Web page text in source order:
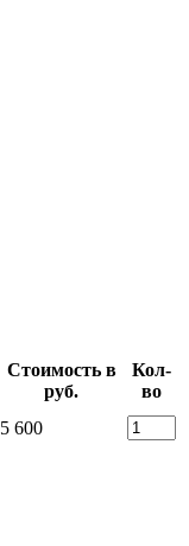
Стоимость в
руб.
Кол-
во
5 600